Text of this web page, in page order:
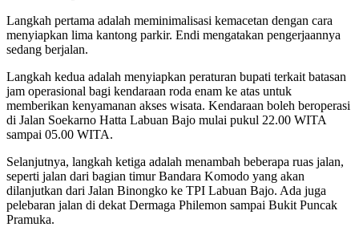
Langkah pertama adalah meminimalisasi kemacetan dengan cara
menyiapkan lima kantong parkir. Endi mengatakan pengerjaannya
sedang berjalan.
Langkah kedua adalah menyiapkan peraturan bupati terkait batasan
jam operasional bagi kendaraan roda enam ke atas untuk
memberikan kenyamanan akses wisata. Kendaraan boleh beroperasi
di Jalan Soekarno Hatta Labuan Bajo mulai pukul 22.00 WITA
sampai 05.00 WITA.
Selanjutnya, langkah ketiga adalah menambah beberapa ruas jalan,
seperti jalan dari bagian timur Bandara Komodo yang akan
dilanjutkan dari Jalan Binongko ke TPI Labuan Bajo. Ada juga
pelebaran jalan di dekat Dermaga Philemon sampai Bukit Puncak
Pramuka.